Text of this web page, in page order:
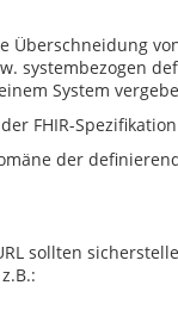
Überschneidung
systembezogen
System
FHIR-
der
sollten